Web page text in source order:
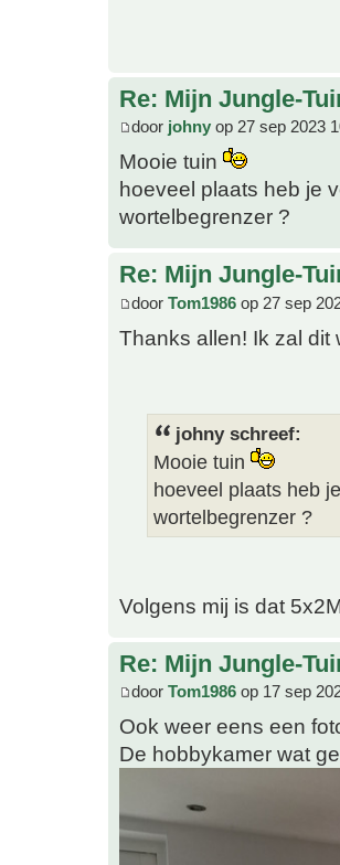
Re: Mijn Jungle-
door johny op 27 sep 2023
Mooie tuin
hoeveel plaats heb je
wortelbegrenzer ?
Re: Mijn Jungle-
door Tom1986 op 27 sep
Thanks allen! Ik zal dit
johny schreef:
Mooie tuin
hoeveel plaats heb
wortelbegrenzer ?
Volgens mij is dat
Re: Mijn Jungle-
door Tom1986 op 17 sep
Ook weer eens een
De hobbykamer wat